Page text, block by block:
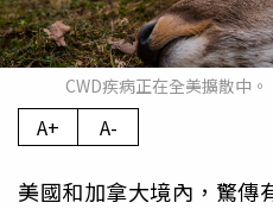
CWD疾病正在全美擴散中。
A+ A-
美國和加拿大境內，驚傳